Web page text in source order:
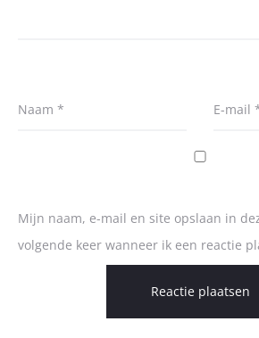
Naam * E-mail
Mijn naam, e-mail en site opslaan in
volgende keer wanneer ik een reactie